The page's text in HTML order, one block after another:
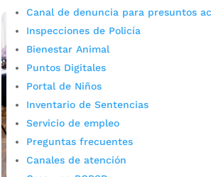
Canal de denuncia para presuntos
Inspecciones de Policía
Bienestar Animal
Puntos Digitales
Portal de Niños
Inventario de Sentencias
Servicio de empleo
Preguntas frecuentes
Canales de atención